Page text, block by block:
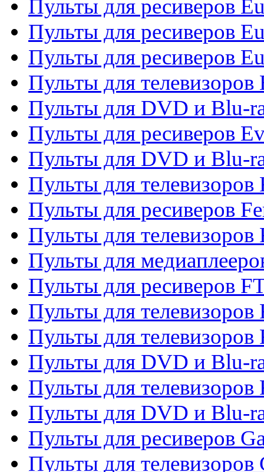
Пульты для ресиверов
Пульты для ресиверов
Пульты для ресиверов
Пульты для телевизоров
Пульты для DVD и Blu-
Пульты для ресиверов
Пульты для DVD и Blu-
Пульты для телевизоров
Пульты для ресиверов
Пульты для
Пульты для
Пульты для ресиверов
Пульты для телевизоров
Пульты для телевизоров
Пульты для DVD и Blu-
Пульты для телевизоров
Пульты для DVD и Blu-
Пульты для ресиверов
Пульты для телевизоров